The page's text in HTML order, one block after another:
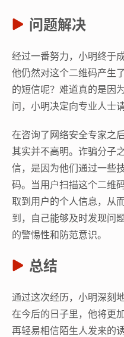
问题解决
经过一番努力，小明终于
他仍然对这个二维码产生
的短信呢？难道真的是因
问，小明决定向专业人士请
在咨询了网络安全专家之
其实并不高明。诈骗分子
信，是因为他们通过一些
码。当用户扫描这个二维
取到用户的个人信息，从
到，自己能够及时发现问
的警惕性和防范意识。
总结
通过这次经历，小明深刻
在今后的日子里，他将更
再轻易相信陌生人发来的